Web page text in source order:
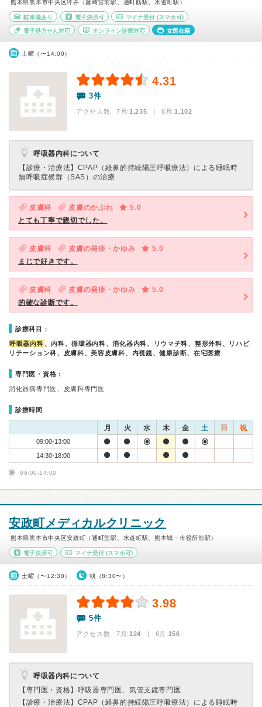
熊本県熊本市中央区坪井（藤崎宮前駅、通町筋駅、水道町駅）
駐車場あり 電子決済可 マイナ受付 (スマホ可)
電子処方せん対応 オンライン診療対応 女医在籍
土曜（〜14:00）
4.31
3件
アクセス数 7月:1,235 | 6月:1,102
呼吸器内科について
【診療・治療法】 CPAP（経鼻的持続陽圧呼吸療法）による睡眠時
無呼吸症候群（SAS）の治療
皮膚科 皮膚のかぶれ
5.0
とても丁寧で親切でした。
皮膚科 皮膚の発疹・かゆみ
5.0
まじで好きです。
皮膚科 皮膚の発疹・かゆみ
5.0
的確な診断です。
診療科目：
呼吸器内科 、内科、循環器内科、消化器内科、リウマチ科、整形外科、リハビ
リテーション科、皮膚科、美容皮膚科、内視鏡、健康診断、在宅医療
専門医・資格：
消化器病専門医、皮膚科専門医
診療時間
月 火 水 木 金 土 日 祝
09:00-13:00
14:30-18:00
09:00-14:00
安政町メディカルクリニック
熊本県熊本市中央区安政町（通町筋駅、水道町駅、熊本城・市役所前駅）
電子決済可 マイナ受付(スマホ可)
土曜（〜12:30） 朝（8:30〜）
3.98
5件
アクセス数 7月:124 | 6月:156
呼吸器内科について
【専門医・資格】 呼吸器専門医、気管支鏡専門医
【診療・治療法】 CPAP（経鼻的持続陽圧呼吸療法）による睡眠時